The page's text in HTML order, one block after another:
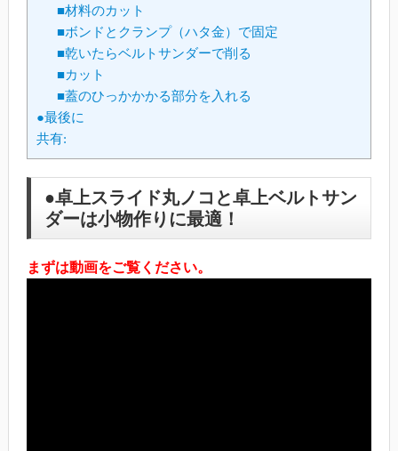
■材料のカット
■ボンドとクランプ（ハタ金）で固定
■乾いたらベルトサンダーで削る
■カット
■蓋のひっかかかる部分を入れる
●最後に
共有:
●卓上スライド丸ノコと卓上ベルトサン
ダーは小物作りに最適！
まずは動画をご覧ください。